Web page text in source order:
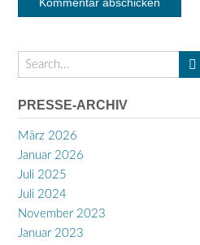
PRESSE-ARCHIV
März 2026
Januar 2026
Juli 2025
Juli 2024
November 2023
Januar 2023